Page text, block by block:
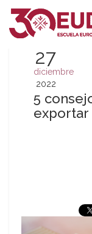
27
diciembre
2022
5
exportar